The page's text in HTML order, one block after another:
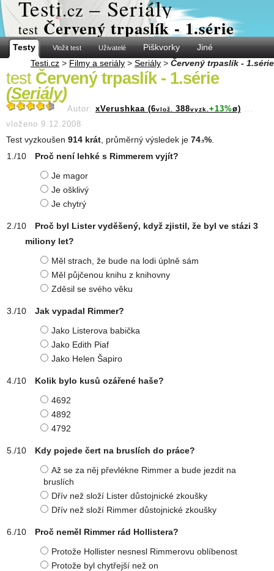
Testi.cz – Seriály
test Červený trpaslík - 1.série
Testy Vložit test Uživatelé Piškvorky
Jiné
Testi.cz > Filmy a seriály > Seriály > Červený trpaslík - 1.série
test Červený trpaslík - 1.série
(Seriály)
Autor: xVerushkaa (6vlož. 388vyzk. +13%ø) ...
vloženo 9.12.2008
Test vyzkoušen 914 krát , průměrný výsledek je 74 .9%
Proč není lehké s Rimmerem vyjít?
Je magor
Je ošklivý
Je chytrý
Proč byl Lister vyděšený, když zjistil, že byl ve stázi 3
miliony let?
Měl strach, že bude na lodi úplně sám
Měl půjčenou knihu z knihovny
Zděsil se svého věku
Jak vypadal Rimmer?
Jako Listerova babička
Jako Edith Piaf
Jako Helen Šapiro
Kolik bylo kusů ozářené haše?
4692
4892
4792
Kdy pojede čert na bruslích do práce?
Až se za něj převlékne Rimmer a bude jezdit na
bruslích
Dřív než složí Lister důstojnické zkoušky
Dřív než složí Rimmer důstojnické zkoušky
Proč neměl Rimmer rád Hollistera?
Protože Hollister nesnesl Rimmerovu oblíbenost
Protože byl chytřejší než on